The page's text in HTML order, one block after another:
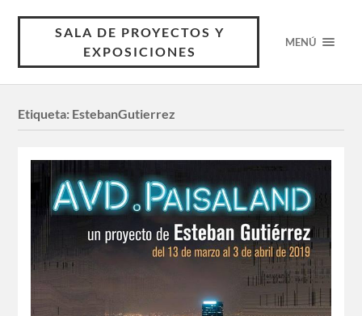
SALA DE PROYECTOS Y
EXPOSICIONES
MENÚ
Etiqueta: EstebanGutierrez